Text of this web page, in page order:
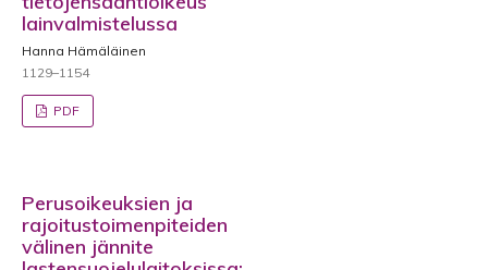
lainvalmistelussa
Hanna Hämäläinen
1129–1154
PDF
Perusoikeuksien ja
rajoitustoimenpiteiden
välinen jännite